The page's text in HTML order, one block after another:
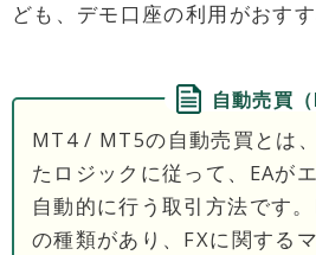
ども、デモ口座の利用がおすす
自動売買（
MT4 / MT5の自動売買とは
たロジックに従って、EAが
自動的に行う取引方法です
の種類があり、FXに関する